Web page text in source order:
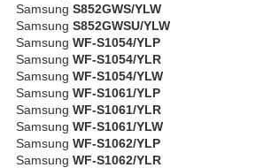
Samsung S852GWS/YLW
Samsung S852GWSU/YLW
Samsung WF-S1054/YLP
Samsung WF-S1054/YLR
Samsung WF-S1054/YLW
Samsung WF-S1061/YLP
Samsung WF-S1061/YLR
Samsung WF-S1061/YLW
Samsung WF-S1062/YLP
Samsung WF-S1062/YLR